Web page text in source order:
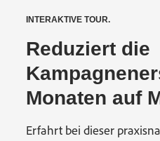
INTERAKTIVE TOUR.
Reduziert die
Monaten auf
Erfahrt bei dieser